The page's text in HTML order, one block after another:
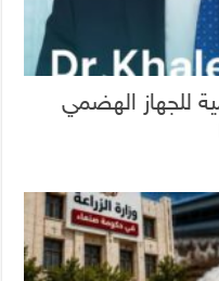
للجهاز الهضمي